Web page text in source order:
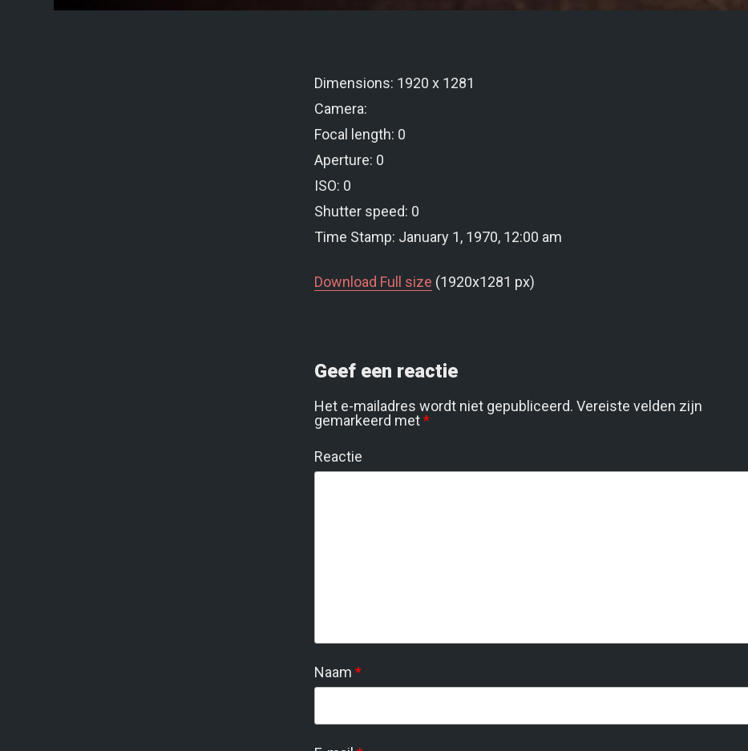
Dimensions: 1920 x 1281
Camera:
Focal length: 0
Aperture: 0
ISO: 0
Shutter speed: 0
Time Stamp: January 1, 1970, 12:00 am
Download Full size (1920x1281 px)
Geef een reactie
Het e-mailadres wordt niet gepubliceerd. Vereiste velden zijn
gemarkeerd met*
Reactie
Naam *